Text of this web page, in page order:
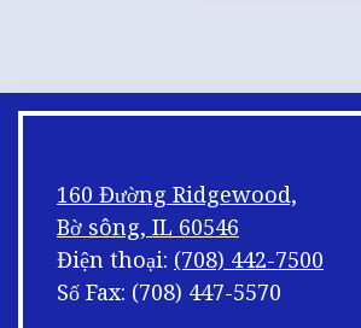
160 Đường Ridgewood,
Bờ sông, IL 60546
Điện thoại: (708) 442-7500
Số Fax: (708) 447-5570